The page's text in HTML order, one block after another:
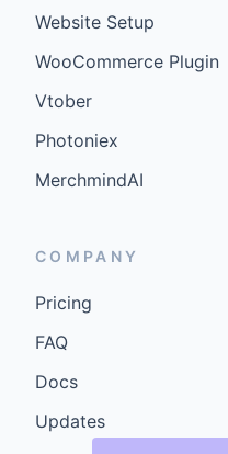
Website Setup
WooCommerce Plugin
Vtober
Photoniex
MerchmindAI
COMPANY
Pricing
FAQ
Docs
Updates